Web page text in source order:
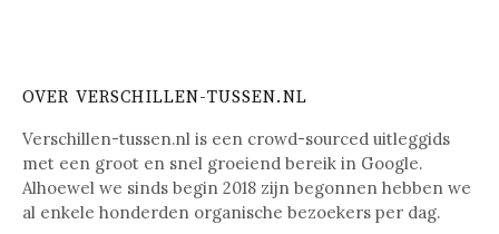
OVER VERSCHILLEN-TUSSEN.NL
Verschillen-tussen.nl is een crowd-sourced uitleggids
met een groot en snel groeiend bereik in Google.
Alhoewel we sinds begin 2018 zijn begonnen hebben we
al enkele honderden organische bezoekers per dag.